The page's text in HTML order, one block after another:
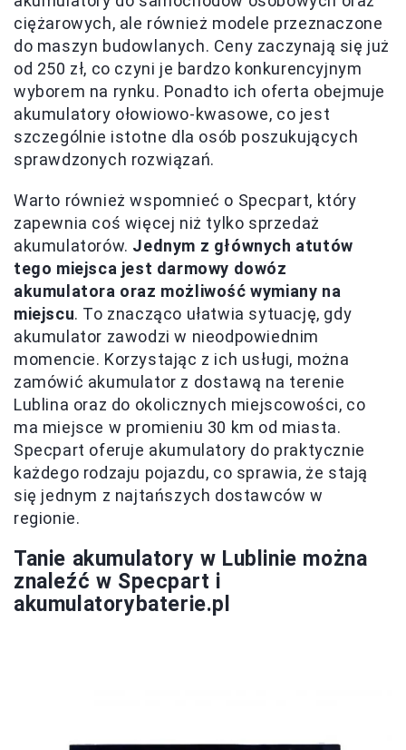
ciężarowych, ale również modele przeznaczone
do maszyn budowlanych. Ceny zaczynają się już
od 250 zł, co czyni je bardzo konkurencyjnym
wyborem na rynku. Ponadto ich oferta obejmuje
akumulatory ołowiowo-kwasowe, co jest
szczególnie istotne dla osób poszukujących
sprawdzonych rozwiązań.
Warto również wspomnieć o Specpart, który
zapewnia coś więcej niż tylko sprzedaż
akumulatorów. Jednym z głównych atutów
tego miejsca jest darmowy dowóz
akumulatora oraz możliwość wymiany na
miejscu. To znacząco ułatwia sytuację, gdy
akumulator zawodzi w nieodpowiednim
momencie. Korzystając z ich usługi, można
zamówić akumulator z dostawą na terenie
Lublina oraz do okolicznych miejscowości, co
ma miejsce w promieniu 30 km od miasta.
Specpart oferuje akumulatory do praktycznie
każdego rodzaju pojazdu, co sprawia, że stają
się jednym z najtańszych dostawców w
regionie.
Tanie akumulatory w Lublinie można
znaleźć w Specpart i
akumulatorybaterie.pl